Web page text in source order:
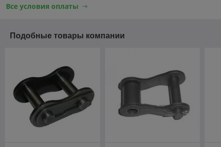
Все условия оплаты
Подобные товары компании